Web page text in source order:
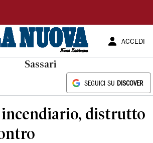
ACCEDI
Sassari
SEGUICI SU DISCOVER
distrutto